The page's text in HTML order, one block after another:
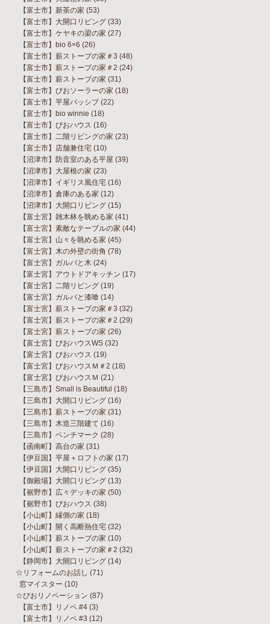
【富士市】新茶の家 (53)
【富士市】大開口リビング (33)
【富士市】ケヤキの梁の家 (27)
【富士市】bio 6×6 (26)
【富士市】薪ストーブの家＃3 (48)
【富士市】薪ストーブの家＃2 (24)
【富士市】薪ストーブの家 (31)
【富士市】びおソーラーの家 (18)
【富士市】平屋パッシブ (22)
【富士市】bio winnie (18)
【富士市】びおハウス (16)
【富士市】二階リビングの家 (23)
【富士市】店舗兼住宅 (10)
【沼津市】防音室のある平屋 (39)
【沼津市】大屋根の家 (23)
【沼津市】イギリス風住宅 (16)
【沼津市】倉庫のある家 (12)
【沼津市】大開口リビング (15)
【富士宮】雑木林を眺める家 (41)
【富士宮】素敵なテーブルの家 (44)
【富士宮】山々を眺める家 (45)
【富士宮】木の外壁の街角 (78)
【富士宮】ガルバと木 (24)
【富士宮】アウトドアキッチン (17)
【富士宮】二階リビング (19)
【富士宮】ガルバと漆喰 (14)
【富士宮】薪ストーブの家＃3 (32)
【富士宮】薪ストーブの家＃2 (29)
【富士宮】薪ストーブの家 (26)
【富士宮】びおハウスWS (32)
【富士宮】びおハウス (19)
【富士宮】びおハウスＭ＃2 (18)
【富士宮】びおハウスＭ (21)
【三島市】Small is Beautiful (18)
【三島市】大開口リビング (16)
【三島市】薪ストーブの家 (31)
【三島市】木造三階建て (16)
【三島市】ベンチマーク (28)
【函南町】高台の家 (31)
【伊豆国】平屋＋ロフトの家 (17)
【伊豆国】大開口リビング (35)
【御殿場】大開口リビング (13)
【裾野市】広々デッキの家 (50)
【裾野市】びおハウス (38)
【小山町】縁側の家 (18)
【小山町】開く高断熱住宅 (32)
【小山町】薪ストーブの家 (10)
【小山町】薪ストーブの家＃2 (32)
【静岡市】大開口リビング (14)
☆リフォームのお話し (71)
窓マイスター (10)
☆びおリノベーション (87)
【富士市】リノベ #4 (3)
【富士市】リノベ #3 (12)